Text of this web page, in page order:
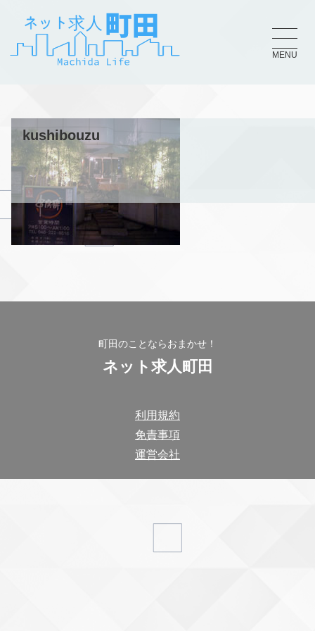
MENU
kushibouzu
町田のことならおまかせ！
ネット求人町田
利用規約
免責事項
運営会社